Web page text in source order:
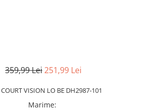
359,99 Lei251,99 Lei
VISION LO BE DH2987-101
Marime: